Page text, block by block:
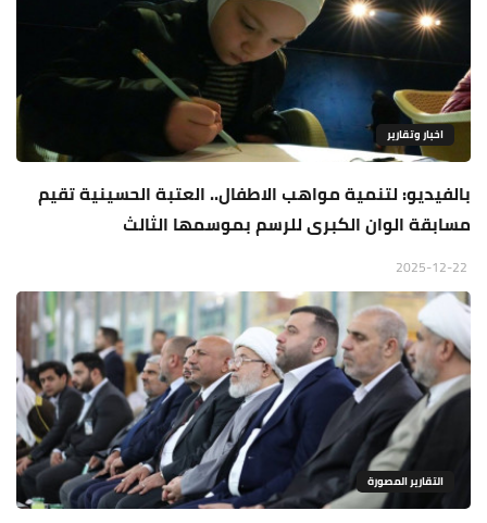
اخبار وتقارير
بالفيديو: لتنمية مواهب الاطفال.. العتبة الحسينية تقيم
مسابقة الوان الكبرى للرسم بموسمها الثالث
التقارير المصورة